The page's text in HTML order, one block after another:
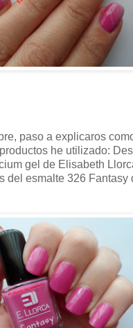
paso a explicaros
he utilizado:
gel de Elisabeth
del esmalte 326 Fantasy